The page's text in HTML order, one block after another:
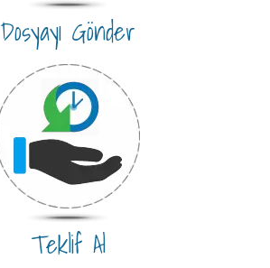
Dosyayı Gönder
Teklif Al